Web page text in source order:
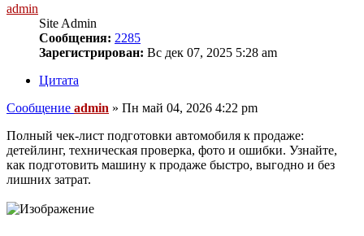
admin
Site Admin
Сообщения: 2285
Зарегистрирован: Вс дек 07, 2025 5:28 am
Цитата
Сообщение admin » Пн май 04, 2026 4:22 pm
Полный чек-лист подготовки автомобиля к продаже:
детейлинг, техническая проверка, фото и ошибки. Узнайте,
как подготовить машину к продаже быстро, выгодно и без
лишних затрат.